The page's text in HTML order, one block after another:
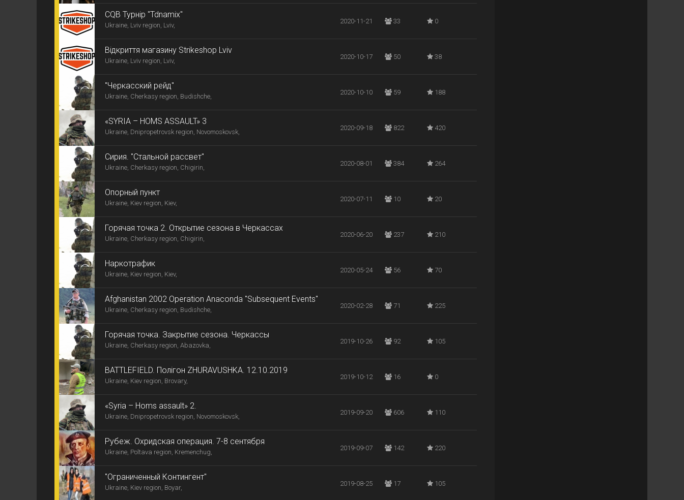
СQB Турнір "Tdnamix"
Ukraine, Lviv region, Lviv,
2020-11-21 33 0
Відкриття магазину Strikeshop Lviv
Ukraine, Lviv region, Lviv,
2020-10-17 50 38
"Черкасский рейд"
Ukraine, Cherkasy region, Budishche,
2020-10-10 59 188
«SYRIA – HOMS ASSAULT» 3
Ukraine, Dnipropetrovsk region, Novomoskovsk,
2020-09-18 822 420
Сирия. "Стальной рассвет"
Ukraine, Cherkasy region, Chigirin,
2020-08-01 384 264
Опорный пункт
Ukraine, Kiev region, Kiev,
2020-07-11 10 20
Горячая точка 2. Открытие сезона в Черкассах
Ukraine, Cherkasy region, Chigirin,
2020-06-20 237 210
Наркотрафик
Ukraine, Kiev region, Kiev,
2020-05-24 56 70
Afghanistan 2002 Operation Anaconda "Subsequent Events"
Ukraine, Cherkasy region, Budishche,
2020-02-28 71 225
Горячая точка. Закрытие сезона. Черкассы
Ukraine, Cherkasy region, Abazovka,
2019-10-26 92 105
BATTLEFIELD. Полігон ZHURAVUSHKA. 12.10.2019
Ukraine, Kiev region, Brovary,
2019-10-12 16 0
«Syria – Homs assault» 2.
Ukraine, Dnipropetrovsk region, Novomoskovsk,
2019-09-20 606 110
Рубеж. Охридская операция. 7-8 сентября
Ukraine, Poltava region, Kremenchug,
2019-09-07 142 220
"Ограниченный Контингент"
Ukraine, Kiev region, Boyar,
2019-08-25 17 105